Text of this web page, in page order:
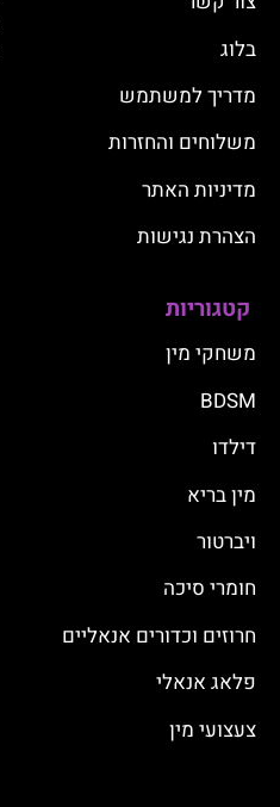
בלוג
מדריך למשתמש
משלוחים והחזרות
מדיניות האתר
הצהרת נגישות
קטגוריות
משחקי מין
BDSM
דילדו
מין בריא
ויברטור
חומרי סיכה
חרוזים וכדורים אנאליים
פלאג אנאלי
צעצועי מין